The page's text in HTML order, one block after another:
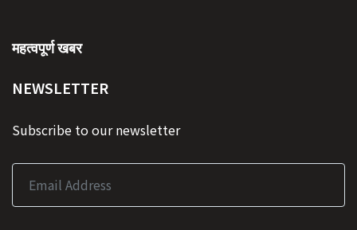
महत्वपूर्ण खबर
NEWSLETTER
Subscribe to our newsletter